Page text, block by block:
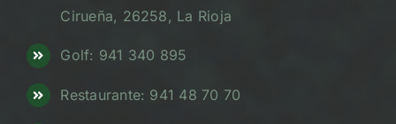
Cirueña, 26258, La Rioja
Golf: 941 340 895
Restaurante: 941 48 70 70